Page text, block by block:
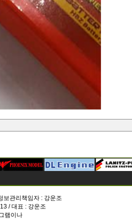
보관리책임자 : 강운조
/ 대표 : 강운조
램이나